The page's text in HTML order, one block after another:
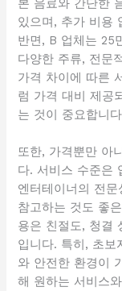
본 음료와 간단한
있으며, 추가 비용
반면, B 업체는 25
다양한 주류, 전문
가격 차이에 따른
럼 가격 대비 제공
는 것이 중요합니
또한, 가격뿐만 아
다. 서비스 수준은
엔터테이너의 전
참고하는 것도 좋
용은 친절도, 청결
입니다. 특히, 초보
와 안전한 환경이
해 원하는 서비스